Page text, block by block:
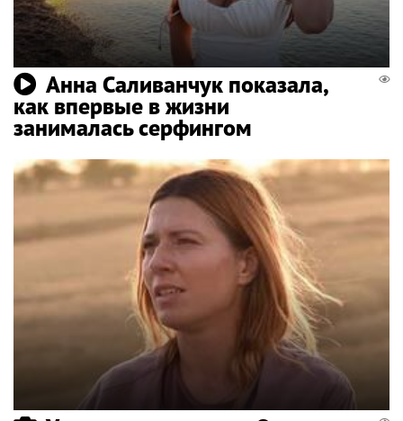
Анна Саливанчук показала,
как впервые в жизни
занималась серфингом